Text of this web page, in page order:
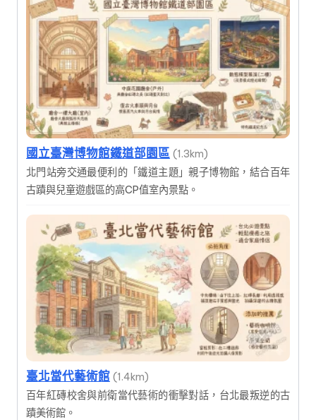
國立臺灣博物館鐵道部園區 (1.3km)
北門站旁交通最便利的「鐵道主題」親子博物館，結合百年
古蹟與兒童遊戲區的高CP值室內景點。
臺北當代藝術館 (1.4km)
百年紅磚校舍與前衛當代藝術的衝擊對話，台北最叛逆的古
蹟美術館。